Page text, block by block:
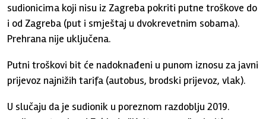
sudionicima koji nisu iz Zagreba pokriti putne troškove do
i od Zagreba (put i smještaj u dvokrevetnim sobama).
Prehrana nije uključena.
Putni troškovi bit će nadoknađeni u punom iznosu za javni
prijevoz najnižih tarifa (autobus, brodski prijevoz, vlak).
U slučaju da je sudionik u poreznom razdoblju 2019.